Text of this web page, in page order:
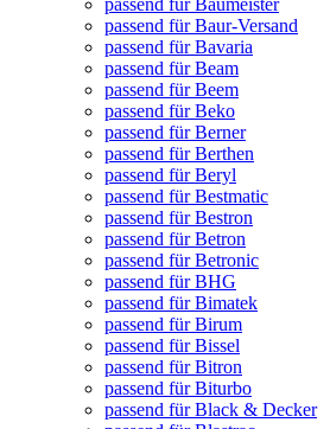
passend für Baumeister
passend für Baur-Versand
passend für Bavaria
passend für Beam
passend für Beem
passend für Beko
passend für Berner
passend für Berthen
passend für Beryl
passend für Bestmatic
passend für Bestron
passend für Betron
passend für Betronic
passend für BHG
passend für Bimatek
passend für Birum
passend für Bissel
passend für Bitron
passend für Biturbo
passend für Black & Decker